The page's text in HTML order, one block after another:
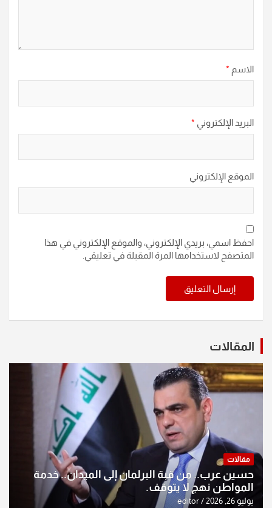
الاسم *
البريد الإلكتروني *
الموقع الإلكتروني
احفظ اسمي، بريدي الإلكتروني، والموقع الإلكتروني في هذا
المتصفح لاستخدامها المرة المقبلة في تعليقي.
المقالات
مقالات
حسين عرب.. من قبة البرلمان إلى الميدان.. خدمة
المواطن نهج لا يتوقف.
يوليو 26, 2026 editor